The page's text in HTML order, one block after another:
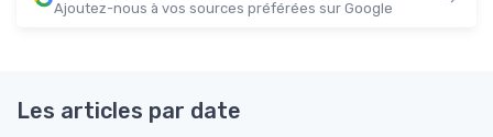
Ajoutez-nous à vos sources préférées sur Google
Les articles par date